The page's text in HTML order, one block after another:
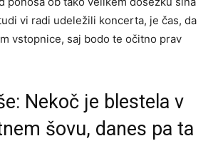
vi radi udeležili koncerta, je čas, da
vstopnice, saj bodo te očitno prav
Nekoč je blestela v
šovu, danes pa ta